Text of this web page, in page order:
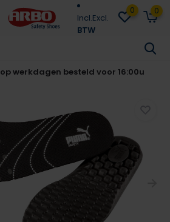
Incl.Excl.
BTW
0 0
op werkdagen besteld voor 16:00u